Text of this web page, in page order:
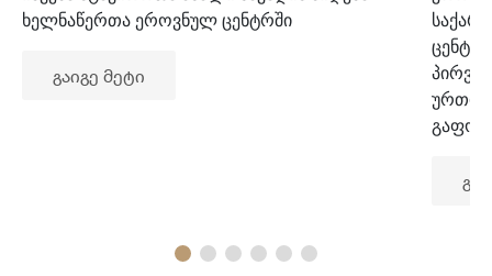
ხელნაწერთა ეროვნულ ცენტრში
გაიგე მეტი